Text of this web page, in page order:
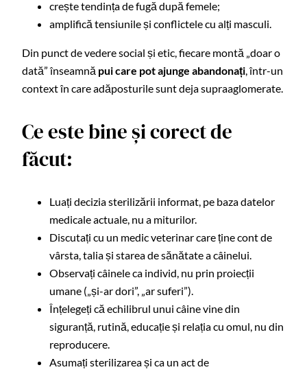
crește tendința de fugă după femele;
amplifică tensiunile și conflictele cu alți masculi.
Din punct de vedere social și etic, fiecare montă „doar o
dată” înseamnă pui care pot ajunge abandonați, într-un
context în care adăposturile sunt deja supraaglomerate.
Ce este bine și corect de
făcut:
Luați decizia sterilizării informat, pe baza datelor
medicale actuale, nu a miturilor.
Discutați cu un medic veterinar care ține cont de
vârsta, talia și starea de sănătate a câinelui.
Observați câinele ca individ, nu prin proiecții
umane („și-ar dori”, „ar suferi”).
Înțelegeți că echilibrul unui câine vine din
siguranță, rutină, educație și relația cu omul, nu din
reproducere.
Asumați sterilizarea și ca un act de